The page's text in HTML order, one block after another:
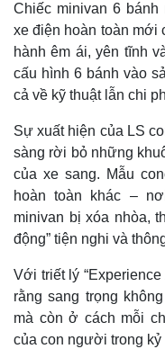
Thế giới
Quan sát
Cuộc sống đó đây
Chiếc minivan 6
xe điện hoàn toàn mới
hành êm ái, yên tĩnh
cấu hình 6 bánh vào
cả về kỹ thuật lẫn chi
Sự xuất hiện của LS
sàng rời bỏ những
của xe sang. Mẫu
hoàn toàn khác –
minivan bị xóa nhòa,
động” tiện nghi và
Với triết lý
rằng sang trọng
mà còn ở cách mỗi
của con người trong kỷ